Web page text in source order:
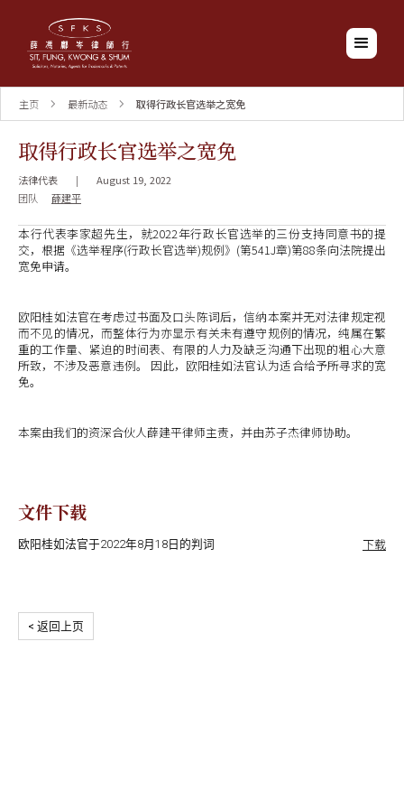
主页 最新动态 取得行政长官选举之宽免
取得行政长官选举之宽免
法律代表 |
August 19, 2022
团队
薛建平
本行代表李家超先生，就2022年行政长官选举的三份支持同意书的提
交，根据《选举程序(行政长官选举)规例》(第541J章)第88条向法院提出
宽免申请。
欧阳桂如法官在考虑过书面及口头陈词后，信纳本案并无对法律规定视
而不见的情况，而整体行为亦显示有关未有遵守规例的情况，纯属在繁
重的工作量、紧迫的时间表、有限的人力及缺乏沟通下出现的粗心大意
所致，不涉及恶意违例。 因此，欧阳桂如法官认为适合给予所寻求的宽
免。
本案由我们的资深合伙人薛建平律师主责，并由苏子杰律师协助。
文件下载
下载
欧阳桂如法官于2022年8月18日的判词
< 返回上页